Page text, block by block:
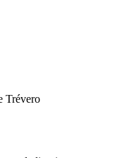
Trévero